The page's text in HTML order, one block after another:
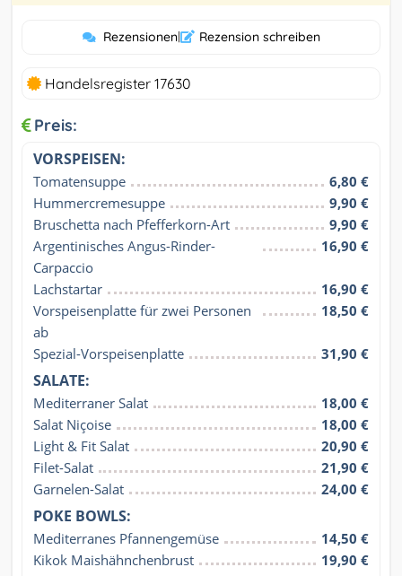
Rezensionen| Rezension schreiben
Handelsregister 17630
Preis:
VORSPEISEN:
Tomatensuppe
6,80 €
Hummercremesuppe
9,90 €
Bruschetta nach Pfefferkorn-Art
9,90 €
Argentinisches Angus-Rinder-
Carpaccio
16,90 €
Lachstartar
16,90 €
Vorspeisenplatte für zwei Personen
ab
18,50 €
Spezial-Vorspeisenplatte 31,90 €
SALATE:
Mediterraner Salat
18,00 €
Salat Niçoise
18,00 €
Light & Fit Salat
20,90 €
Filet-Salat
21,90 €
Garnelen-Salat
24,00 €
POKE BOWLS:
Mediterranes Pfannengemüse
14,50 €
Kikok Maishähnchenbrust
19,90 €